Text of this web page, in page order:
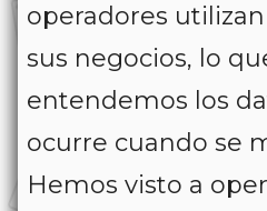
operadores
sus negocios, lo
entendemos los
ocurre cuando se
Hemos visto a